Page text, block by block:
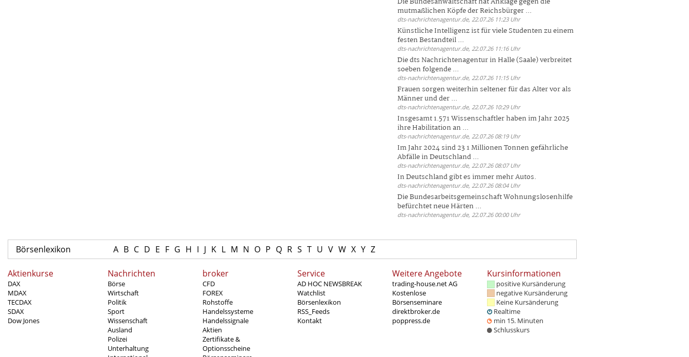
mutmaßlichen Köpfe der Reichsbürger ...
dts-nachrichtenagentur.de, 22.07.26 11:23 Uhr
Künstliche Intelligenz ist für viele Studenten zu einem
festen Bestandteil ...
dts-nachrichtenagentur.de, 22.07.26 11:16 Uhr
Die dts Nachrichtenagentur in Halle (Saale) verbreitet
soeben folgende ...
dts-nachrichtenagentur.de, 22.07.26 11:15 Uhr
Frauen sorgen weiterhin seltener für das Alter vor als
Männer und der ...
dts-nachrichtenagentur.de, 22.07.26 10:29 Uhr
Insgesamt 1.571 Wissenschaftler haben im Jahr 2025
ihre Habilitation an ...
dts-nachrichtenagentur.de, 22.07.26 08:19 Uhr
Im Jahr 2024 sind 23 1 Millionen Tonnen gefährliche
Abfälle in Deutschland ...
dts-nachrichtenagentur.de, 22.07.26 08:07 Uhr
In Deutschland gibt es immer mehr Autos.
dts-nachrichtenagentur.de, 22.07.26 08:04 Uhr
Die Bundesarbeitsgemeinschaft Wohnungslosenhilfe
befürchtet neue Härten ...
dts-nachrichtenagentur.de, 22.07.26 00:00 Uhr
Börsenlexikon A B C D E F G H I J K L M N O P Q R S T U V W X Y Z
Aktienkurse
DAX
MDAX
TECDAX
SDAX
Dow Jones
Nachrichten
Börse
Wirtschaft
Politik
Sport
Wissenschaft
Ausland
Polizei
Unterhaltung
broker
CFD
FOREX
Rohstoffe
Handelssysteme
Handelssignale
Aktien
Zertifikate &
Optionsscheine
Service
AD HOC NEWSBREAK
Watchlist
Börsenlexikon
RSS_Feeds
Kontakt
Weitere Angebote
trading-house.net AG
Kostenlose
Börsenseminare
direktbroker.de
poppress.de
Kursinformationen
positive Kursänderung
negative Kursänderung
Keine Kursänderung
Realtime
min 15. Minuten
Schlusskurs